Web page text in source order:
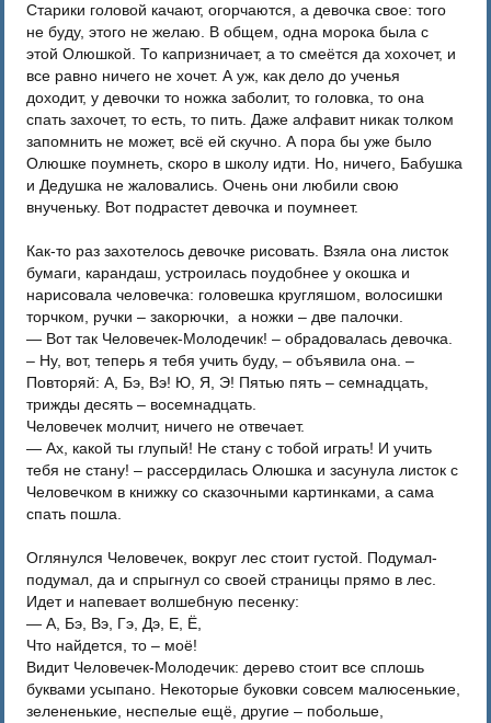
Старики головой качают, огорчаются, а девочка свое: того
не буду, этого не желаю. В общем, одна морока была с
этой Олюшкой. То капризничает, а то смеётся да хохочет, и
все равно ничего не хочет. А уж, как дело до ученья
доходит, у девочки то ножка заболит, то головка, то она
спать захочет, то есть, то пить. Даже алфавит никак толком
запомнить не может, всё ей скучно. А пора бы уже было
Олюшке поумнеть, скоро в школу идти. Но, ничего, Бабушка
и Дедушка не жаловались. Очень они любили свою
внученьку. Вот подрастет девочка и поумнеет.
Как-то раз захотелось девочке рисовать. Взяла она листок
бумаги, карандаш, устроилась поудобнее у окошка и
нарисовала человечка: головешка кругляшом, волосишки
торчком, ручки – закорючки, а ножки – две палочки.
— Вот так Человечек-Молодечик! – обрадовалась девочка.
– Ну, вот, теперь я тебя учить буду, – объявила она. –
Повторяй: А, Бэ, Вэ! Ю, Я, Э! Пятью пять – семнадцать,
трижды десять – восемнадцать.
Человечек молчит, ничего не отвечает.
— Ах, какой ты глупый! Не стану с тобой играть! И учить
тебя не стану! – рассердилась Олюшка и засунула листок с
Человечком в книжку со сказочными картинками, а сама
спать пошла.
Оглянулся Человечек, вокруг лес стоит густой. Подумал-
подумал, да и спрыгнул со своей страницы прямо в лес.
Идет и напевает волшебную песенку:
— А, Бэ, Вэ, Гэ, Дэ, Е, Ё,
Что найдется, то – моё!
Видит Человечек-Молодечик: дерево стоит все сплошь
буквами усыпано. Некоторые буковки совсем малюсенькие,
зелененькие, неспелые ещё, другие – побольше,